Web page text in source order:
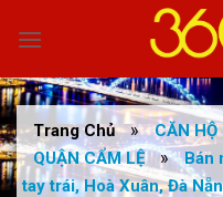
Trang Chủ » CĂN HỘ
QUẬN CẨM LỆ » Bán
tay trái, Hoà Xuân, Đà